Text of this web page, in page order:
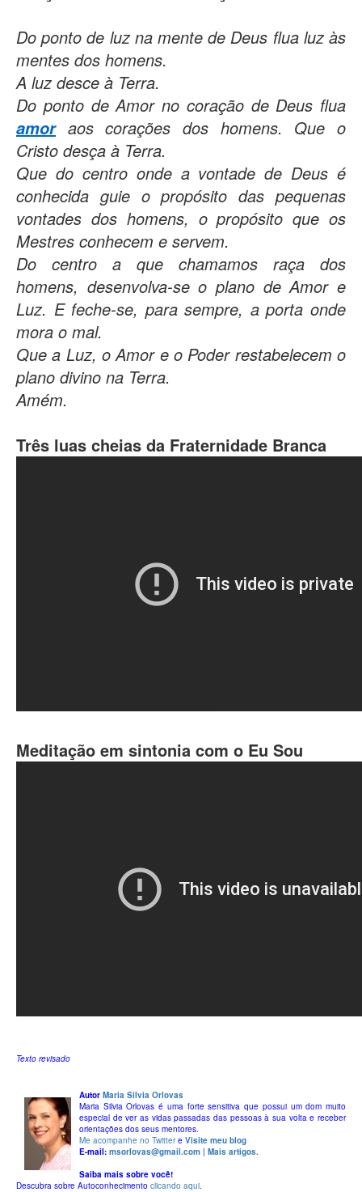
Do ponto de luz na mente de Deus flua luz às
mentes dos homens.
A luz desce à Terra.
Do ponto de Amor no coração de Deus flua
amoraos corações dos homens. Que o
Cristo desça à Terra.
Que do centro onde a vontade de Deus é
conhecida guie o propósito das pequenas
vontades dos homens, o propósito que os
Mestres conhecem e servem.
Do centro a que chamamos raça dos
homens, desenvolva-se o plano de Amor e
Luz. E feche-se, para sempre, a porta onde
mora o mal.
Que a Luz, o Amor e o Poder restabelecem o
plano divino na Terra.
Amém.
Três luas cheias da Fraternidade Branca
Meditação em sintonia com o Eu Sou
Texto revisado
Autor Maria Silvia Orlovas
Maria Silvia Orlovas é uma forte sensitiva que possui um dom muito
especial de ver as vidas passadas das pessoas à sua volta e receber
orientações dos seus mentores.
Me acompanhe no Twittere Visite meu blog
E-mail: msorlovas@gmail.com | Mais artigos.
Saiba mais sobre você!
Descubra sobre Autoconhecimento clicando aqui.